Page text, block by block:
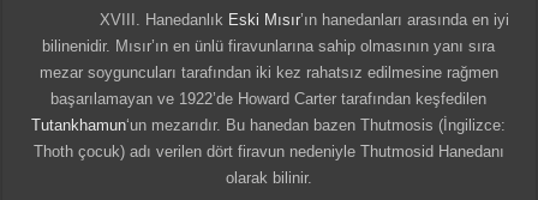
XVIII. Hanedanlık Eski Mısır’ın hanedanları arasında en iyi
bilinenidir. Mısır’ın en ünlü firavunlarına sahip olmasının yanı sıra
mezar soyguncuları tarafından iki kez rahatsız edilmesine rağmen
başarılamayan ve 1922’de Howard Carter tarafından keşfedilen
Tutankhamun‘un mezarıdır. Bu hanedan bazen Thutmosis (İngilizce:
Thoth çocuk) adı verilen dört firavun nedeniyle Thutmosid Hanedanı
olarak bilinir.